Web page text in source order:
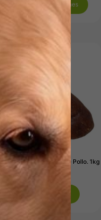
Seleccionar opciones
Snack Light BBQ Muslo de Pollo. 1kg